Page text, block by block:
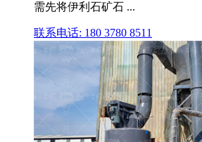
需先将伊利石矿石 ...
联系电话: 180 3780 8511